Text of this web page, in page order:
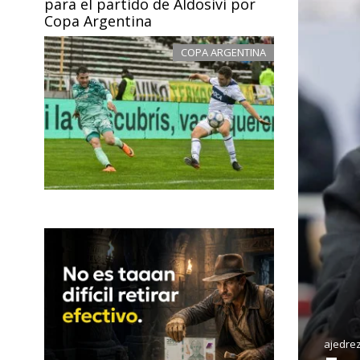
para el partido de Aldosivi por
Copa Argentina
COPA ARGENTINA